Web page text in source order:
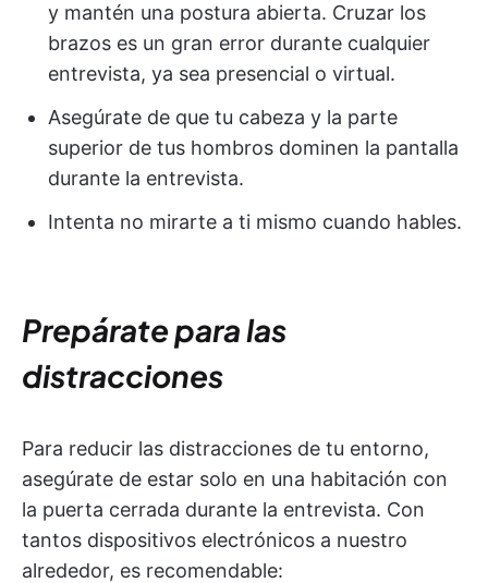
y mantén una postura abierta. Cruzar los
brazos es un gran error durante cualquier
entrevista, ya sea presencial o virtual.
Asegúrate de que tu cabeza y la parte
superior de tus hombros dominen la pantalla
durante la entrevista.
Intenta no mirarte a ti mismo cuando hables.
Prepárate para las
distracciones
Para reducir las distracciones de tu entorno,
asegúrate de estar solo en una habitación con
la puerta cerrada durante la entrevista. Con
tantos dispositivos electrónicos a nuestro
alrededor, es recomendable: